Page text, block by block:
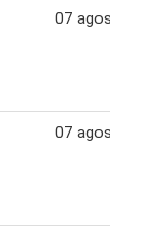
07 agosto
07 agosto